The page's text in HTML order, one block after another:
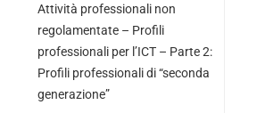
Attività professionali non
regolamentate – Profili
professionali per l’ICT – Parte 2:
Profili professionali di “seconda
generazione”